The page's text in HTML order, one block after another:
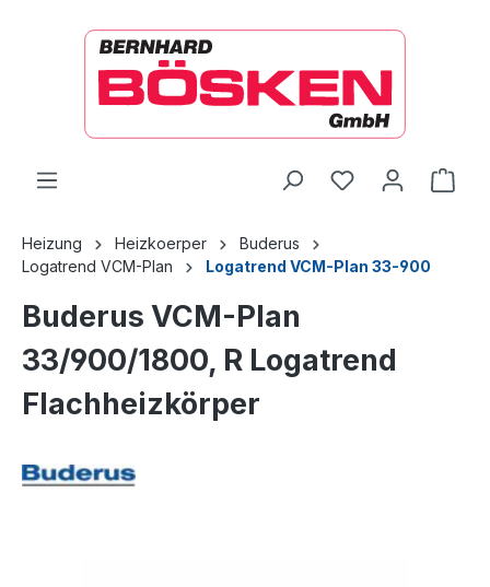
Heizung Heizkoerper
Buderus
Logatrend VCM-Plan
Logatrend VCM-Plan 33-900
Buderus VCM-Plan
33/900/1800, R Logatrend
Flachheizkörper